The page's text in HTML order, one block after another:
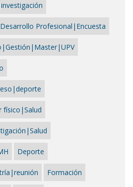
Profesional|Encuesta
físico|Salud
Deporte
Formación